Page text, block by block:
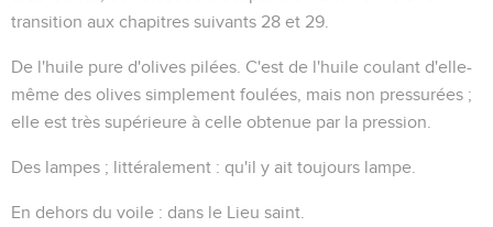
transition aux chapitres suivants 28 et 29.
De l'huile pure d'olives pilées . C'est de l'huile coulant d'elle-
même des olives simplement foulées, mais non pressurées ;
elle est très supérieure à celle obtenue par la pression.
Des lampes ; littéralement : qu'il y ait toujours lampe
En dehors du voile : dans le Lieu saint.